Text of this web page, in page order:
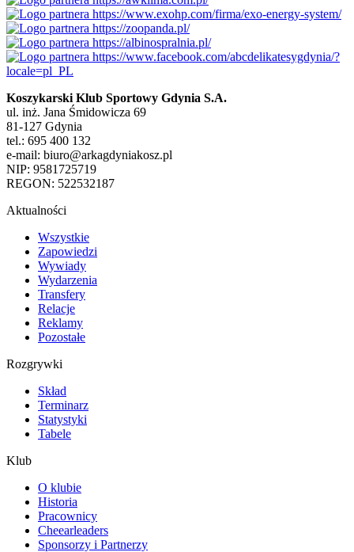
Koszykarski Klub Sportowy Gdynia S.A.
ul. inż. Jana Śmidowicza 69
81-127 Gdynia
tel.: 695 400 132
e-mail: biuro@arkagdyniakosz.pl
NIP: 9581725719
REGON: 522532187
Aktualności
Wszystkie
Zapowiedzi
Wywiady
Wydarzenia
Transfery
Relacje
Reklamy
Pozostałe
Rozgrywki
Skład
Terminarz
Statystyki
Tabele
Klub
O klubie
Historia
Pracownicy
Cheearleaders
Sponsorzy i Partnerzy